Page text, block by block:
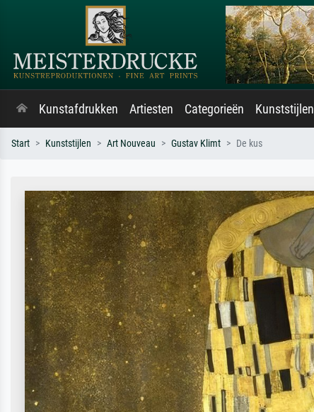
Kunstafdrukken Artiesten Categorieën Kunststijlen
Start Kunststijlen Art Nouveau Gustav Klimt De kus